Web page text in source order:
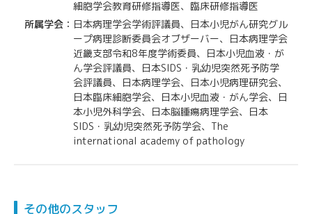
細胞学会教育研修指導医、臨床研修指導医
所属学会： 日本病理学会学術評議員、日本小児がん研究グル
ープ病理診断委員会オブザーバー、日本病理学会
近畿支部令和8年度学術委員、日本小児血液・が
ん学会評議員、日本SIDS・乳幼児突然死予防学
会評議員、日本病理学会、日本小児病理研究会、
日本臨床細胞学会、日本小児血液・がん学会、日
本小児外科学会、日本脳腫瘍病理学会、日本
SIDS・乳幼児突然死予防学会、The
international academy of pathology
その他のスタッフ